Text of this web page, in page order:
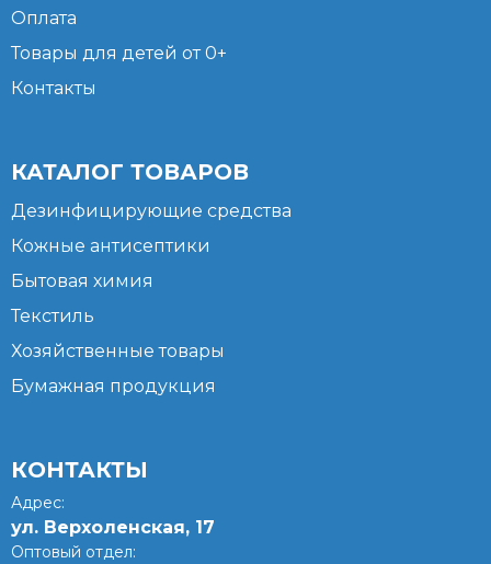
Оплата
Товары для детей от 0+
Контакты
КАТАЛОГ ТОВАРОВ
Дезинфицирующие средства
Кожные антисептики
Бытовая химия
Текстиль
Хозяйственные товары
Бумажная продукция
КОНТАКТЫ
Адрес:
ул. Верхоленская, 17​
Оптовый отдел: